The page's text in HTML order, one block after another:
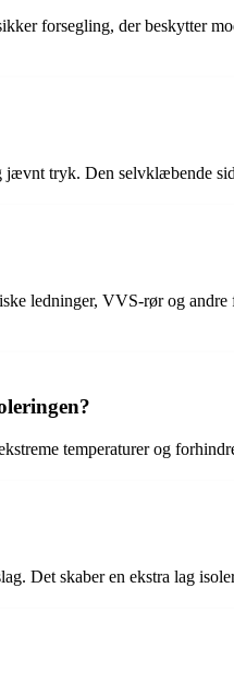
forsegling, der beskytter
tryk. Den selvklæbende
ledninger, VVS-rør og
temperaturer og
Det skaber en ekstra lag